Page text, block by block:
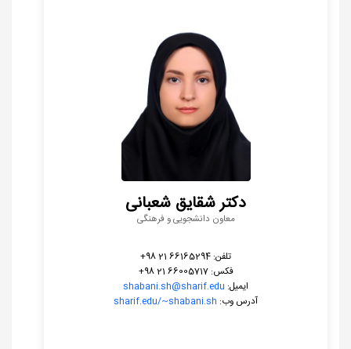
دکتر شقایق شعبانی
معاون دانشجویی و فرهنگی
تلفن: 66165294 21 98+
فکس: 66005717 21 98+
ایمیل: shabani.sh@sharif.edu
آدرس وب:
sharif.edu/~shabani.sh